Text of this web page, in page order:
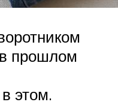
прошлом
этом.